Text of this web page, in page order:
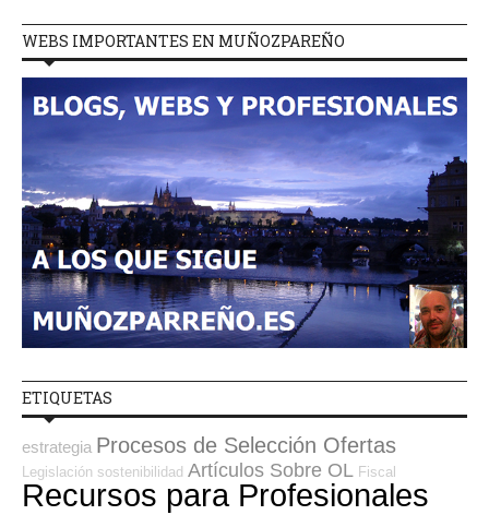
WEBS IMPORTANTES EN MUÑOZPAREÑO
ETIQUETAS
estrategia Procesos de Selección Ofertas
Legislación sostenibilidad Artículos Sobre OL Fiscal
Recursos para Profesionales